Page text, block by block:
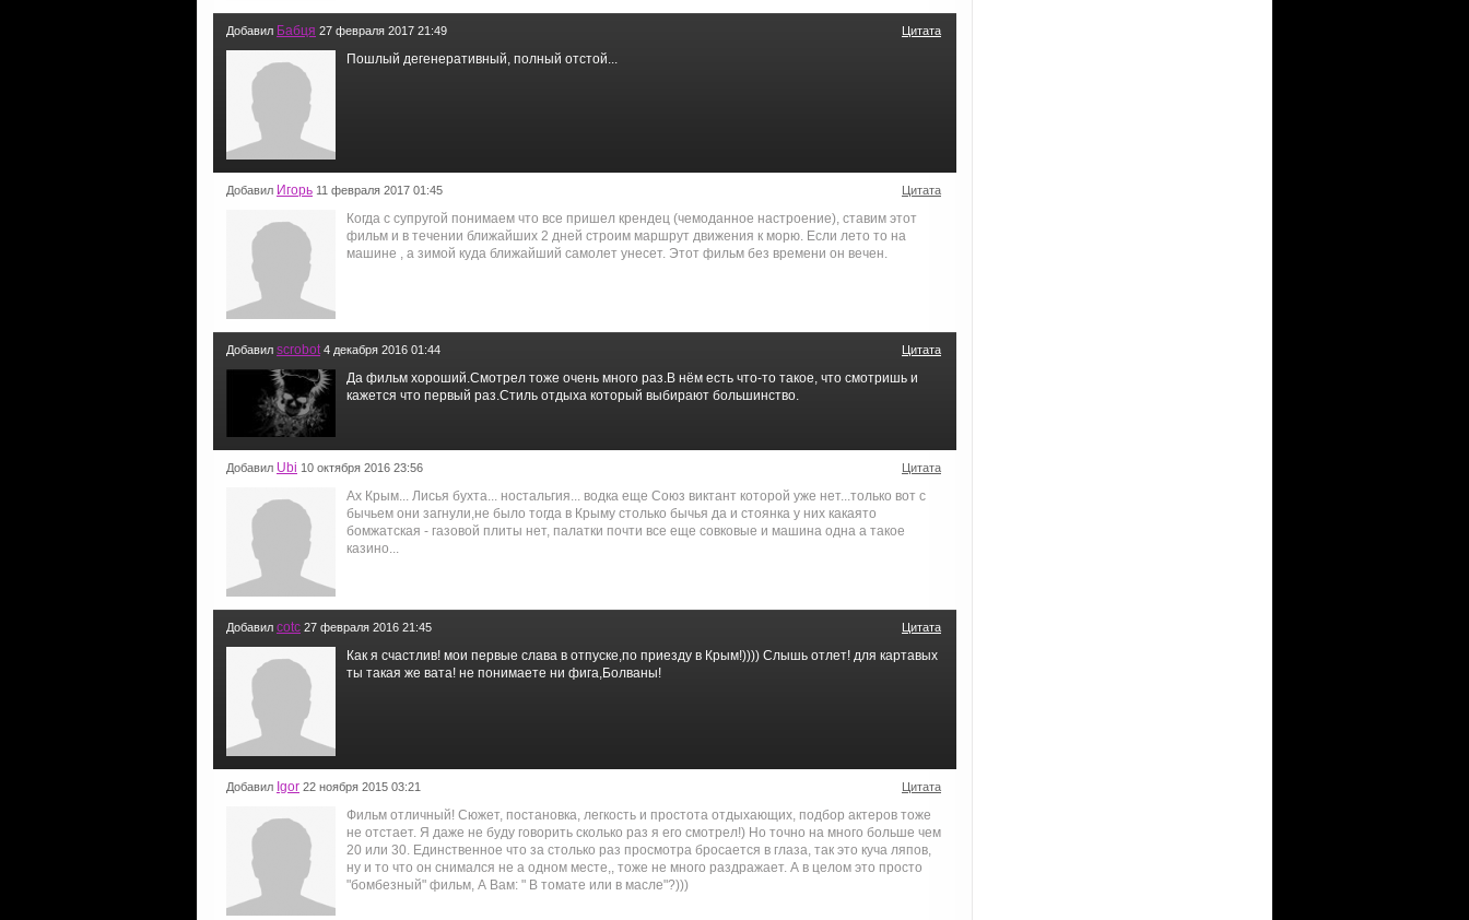
Добавил Бабця 27 февраля 2017 21:49 Цитата
Пошлый дегенеративный, полный отстой...
Добавил Игорь 11 февраля 2017 01:45 Цитата
Когда с супругой понимаем что все пришел крендец (чемоданное настроение), ставим этот
фильм и в течении ближайших 2 дней строим маршрут движения к морю. Если лето то на
машине , а зимой куда ближайший самолет унесет. Этот фильм без времени он вечен.
Добавил scrobot 4 декабря 2016 01:44 Цитата
Да фильм хороший.Смотрел тоже очень много раз.В нём есть что-то такое, что смотришь и
кажется что первый раз.Стиль отдыха который выбирают большинство.
Добавил Ubi 10 октября 2016 23:56 Цитата
Ах Крым... Лисья бухта... ностальгия... водка еще Союз виктант которой уже нет...только вот с
бычьем они загнули,не было тогда в Крыму столько бычья да и стоянка у них какаято
бомжатская - газовой плиты нет, палатки почти все еще совковые и машина одна а такое
казино...
Добавил cotc 27 февраля 2016 21:45 Цитата
Как я счастлив! мои первые слава в отпуске,по приезду в Крым!)))) Слышь отлет! для картавых
ты такая же вата! не понимаете ни фига,Болваны!
Добавил Igor 22 ноября 2015 03:21 Цитата
Фильм отличный! Сюжет, постановка, легкость и простота отдыхающих, подбор актеров тоже
не отстает. Я даже не буду говорить сколько раз я его смотрел!) Но точно на много больше чем
20 или 30. Единственное что за столько раз просмотра бросается в глаза, так это куча ляпов,
ну и то что он снимался не а одном месте,, тоже не много раздражает. А в целом это просто
"бомбезный" фильм, А Вам: " В томате или в масле"?)))